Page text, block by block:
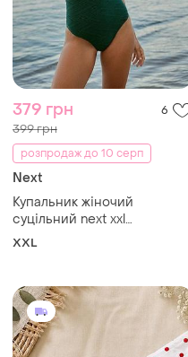
379 грн 6
399 грн
розпродаж до 10 серп
Next
Купальник жіночий
суцільний next xxl
смарагдовий
XXL